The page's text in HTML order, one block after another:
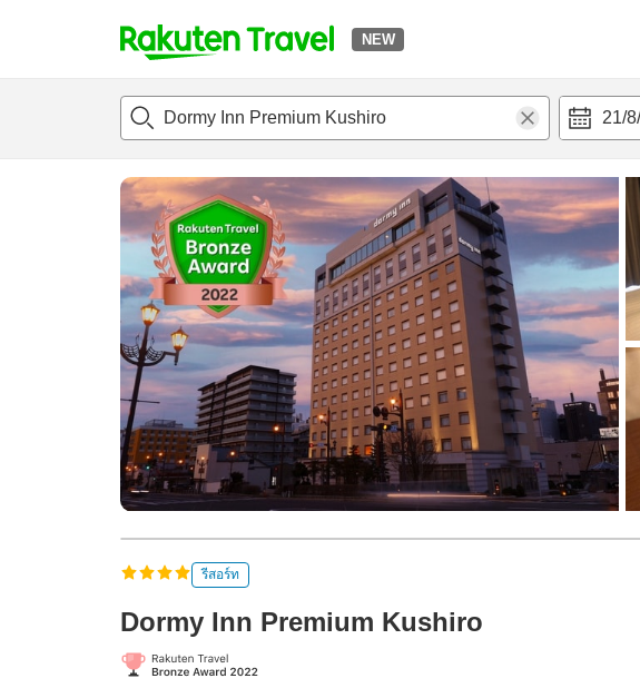
NEW
t
p
a
g
e
s
e
a
r
c
h
21/
แนะนำที่พักห้องพักและแพลนพักรีวิวสิ่่งอำนวยความสะดวก
รีสอร์ท
Dormy Inn Premium Kushiro